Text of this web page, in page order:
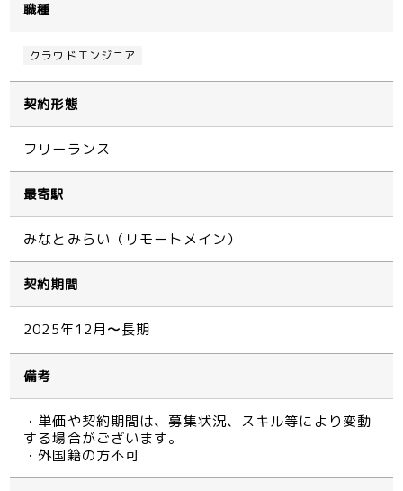
職種
クラウドエンジニア
契約形態
フリーランス
最寄駅
みなとみらい（リモートメイン）
契約期間
2025年12月〜長期
備考
・単価や契約期間は、募集状況、スキル等により変動
する場合がございます。
・外国籍の方不可